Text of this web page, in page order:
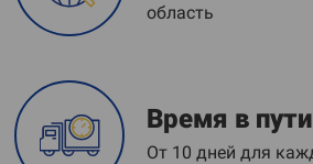
область
Время в
От 10 дней для